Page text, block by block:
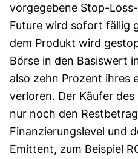
vorgegebene Stop-
Future wird sofort fällig
dem Produkt wird
Börse in den Basiswert
also zehn Prozent ihres
verloren. Der Käufer
nur noch den
Finanzierungslevel und
Emittent, zum Beispiel